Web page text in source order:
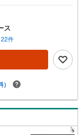
市・綾瀬市・座間市エ
物件情報や当社限定
ので、お気軽にお問
タッフによる【丁寧な
ルプラン提案書の作
購入者だけが加入でき
住宅を買った後から始
必要になる【老後の
グ】で不安な部分を
ス
件